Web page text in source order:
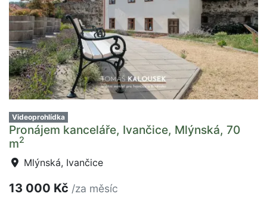
Videoprohlídka
Pronájem kanceláře, Ivančice, Mlýnská, 70
m2
Mlýnská, Ivančice
13 000 Kč /za měsíc